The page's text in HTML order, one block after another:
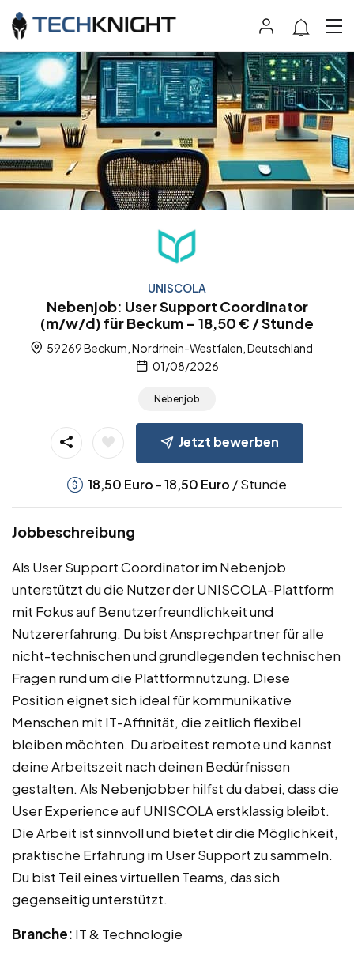
UNISCOLA
Nebenjob: User Support Coordinator
(m/w/d) für Beckum – 18,50 € / Stunde
59269 Beckum, Nordrhein-Westfalen, Deutschland
01/08/2026
Nebenjob
Jetzt bewerben
18,50 Euro -18,50 Euro / Stunde
Jobbeschreibung
Als User Support Coordinator im Nebenjob
unterstützt du die Nutzer der UNISCOLA-Plattform
mit Fokus auf Benutzerfreundlichkeit und
Nutzererfahrung. Du bist Ansprechpartner für alle
nicht-technischen und grundlegenden technischen
Fragen rund um die Plattformnutzung. Diese
Position eignet sich ideal für kommunikative
Menschen mit IT-Affinität, die zeitlich flexibel
bleiben möchten. Du arbeitest remote und kannst
deine Arbeitszeit nach deinen Bedürfnissen
gestalten. Als Nebenjobber hilfst du dabei, dass die
User Experience auf UNISCOLA erstklassig bleibt.
Die Arbeit ist sinnvoll und bietet dir die Möglichkeit,
praktische Erfahrung im User Support zu sammeln.
Du bist Teil eines virtuellen Teams, das sich
gegenseitig unterstützt.
Branche: IT & Technologie